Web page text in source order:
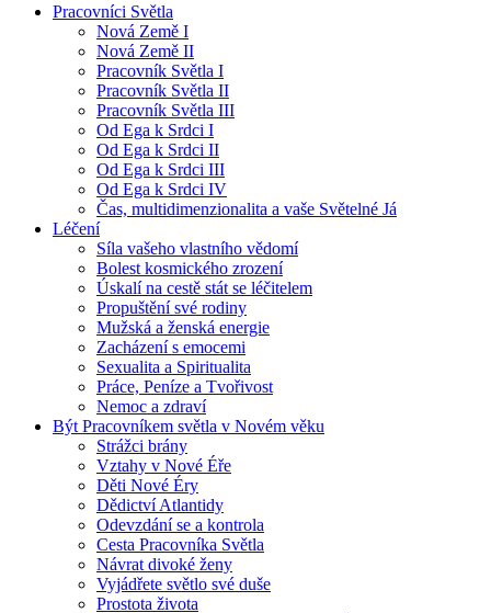
Pracovníci Světla
Nová Země I
Nová Země II
Pracovník Světla I
Pracovník Světla II
Pracovník Světla III
Od Ega k Srdci I
Od Ega k Srdci II
Od Ega k Srdci III
Od Ega k Srdci IV
Čas, multidimenzionalita a vaše Světelné Já
Léčení
Síla vašeho vlastního vědomí
Bolest kosmického zrození
Úskalí na cestě stát se léčitelem
Propuštění své rodiny
Mužská a ženská energie
Zacházení s emocemi
Sexualita a Spiritualita
Práce, Peníze a Tvořivost
Nemoc a zdraví
Být Pracovníkem světla v Novém věku
Strážci brány
Vztahy v Nové Éře
Děti Nové Éry
Dědictví Atlantidy
Odevzdání se a kontrola
Cesta Pracovníka Světla
Návrat divoké ženy
Vyjádřete světlo své duše
Prostota života